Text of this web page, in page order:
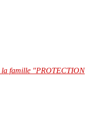
la famille "PROTECTION